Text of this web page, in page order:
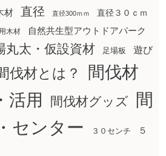
材 直径 直径300ｍｍ 直径３０ｃｍ
木材 自然共生型アウトドアパーク
丸太・仮設資材 足場板 遊び
伐材とは？
間伐材
活用
間伐材グッズ
間
センター
３０センチ
５